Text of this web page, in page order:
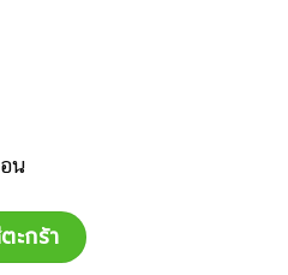
น
ะกร้า